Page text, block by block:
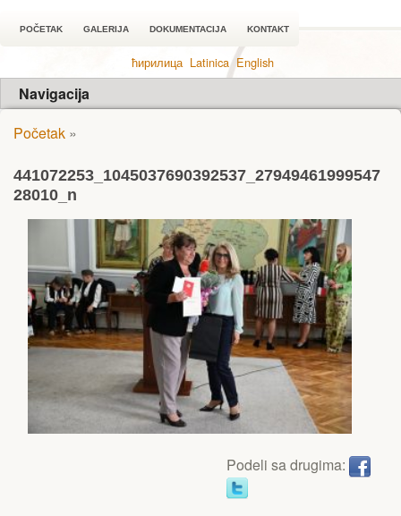
POČETAK GALERIJA DOKUMENTACIJA KONTAKT
ћирилица Latinica English
Navigacija
Početak »
441072253_1045037690392537_27949461999547
28010_n
Podeli sa drugima: